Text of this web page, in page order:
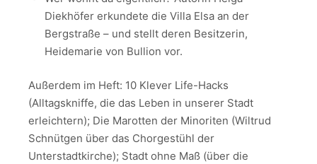
Diekhöfer erkundete die Villa Elsa an der
Bergstraße – und stellt deren Besitzerin,
Heidemarie von Bullion vor.
Außerdem im Heft: 10 Klever Life-Hacks
(Alltagskniffe, die das Leben in unserer Stadt
erleichtern); Die Marotten der Minoriten (Wiltrud
Schnütgen über das Chorgestühl der
Unterstadtkirche); Stadt ohne Maß (über die